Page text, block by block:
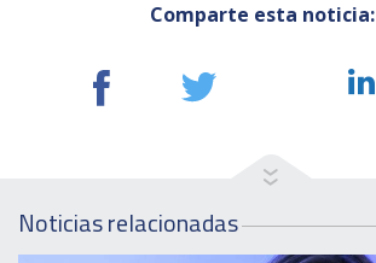
Comparte esta noticia:
Noticias relacionadas